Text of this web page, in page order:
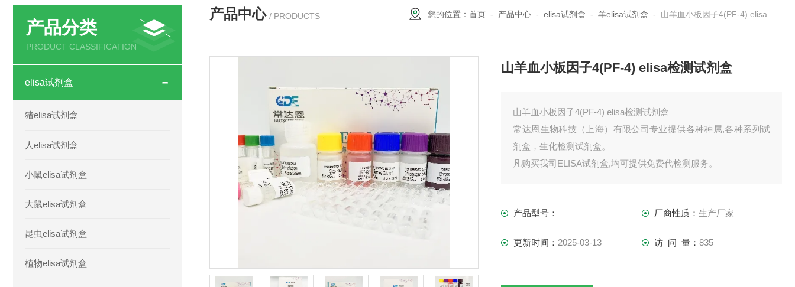
产品分类
PRODUCT CLASSIFICATION
elisa试剂盒
猪elisa试剂盒
人elisa试剂盒
小鼠elisa试剂盒
大鼠elisa试剂盒
昆虫elisa试剂盒
植物elisa试剂盒
产品中心 / PRODUCTS 您的位置：首页 - 产品中心 -elisa试剂盒 -羊elisa试剂盒 - 山羊血小板因子4(PF-4) elisa检测试剂盒
山羊血小板因子4(PF-4) elisa检测试剂盒
山羊血小板因子4(PF-4) elisa检测试剂盒
常达恩生物科技（上海）有限公司专业提供各种种属,各种系列试
剂盒，生化检测试剂盒。
凡购买我司ELISA试剂盒,均可提供免费代检测服务。
产品型号： 厂商性质： 生产厂家
更新时间： 2025-03-13 访 问 量： 835